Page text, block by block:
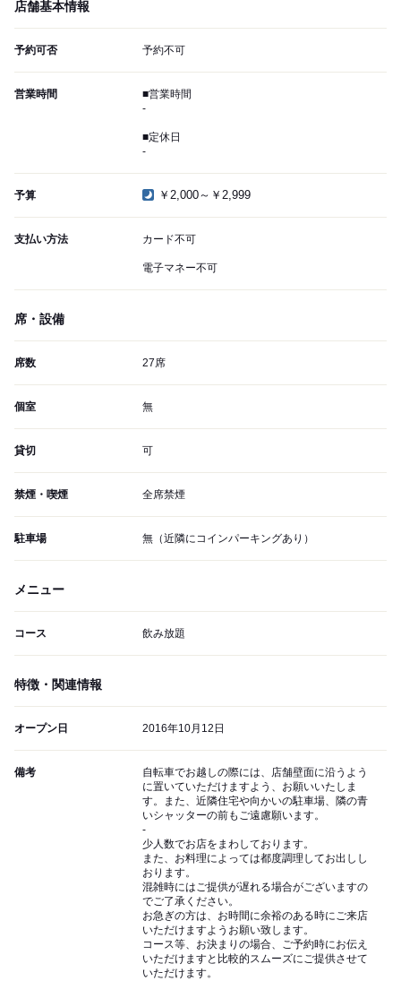
店舗基本情報
予約可否 予約不可
営業時間
■営業時間
-
■定休日
-
予算 ￥2,000～￥2,999
支払い方法 カード不可
電子マネー不可
席・設備
席数 27席
個室 無
貸切 可
禁煙・喫煙 全席禁煙
駐車場 無（近隣にコインパーキングあり）
メニュー
コース 飲み放題
特徴・関連情報
オープン日 2016年10月12日
備考
自転車でお越しの際には、店舗壁面に沿うよう
に置いていただけますよう、お願いいたしま
す。また、近隣住宅や向かいの駐車場、隣の青
いシャッターの前もご遠慮願います。
-
少人数でお店をまわしております。
また、お料理によっては都度調理してお出しし
おります。
混雑時にはご提供が遅れる場合がございますの
でご了承ください。
お急ぎの方は、お時間に余裕のある時にご来店
いただけますようお願い致します。
コース等、お決まりの場合、ご予約時にお伝え
いただけますと比較的スムーズにご提供させて
いただけます。